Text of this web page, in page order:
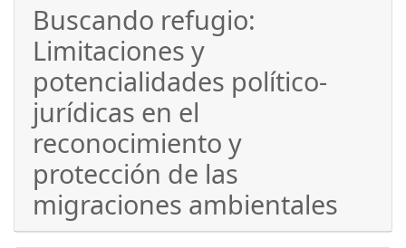
Buscando refugio:
Limitaciones y
potencialidades político-
jurídicas en el
reconocimiento y
protección de las
migraciones ambientales